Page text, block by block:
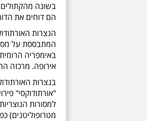
בשונה
הם דוחים את
הנצרות
המתבססת על
באימפריה
אירופה. מרכזה
בנצרות
"אורתודוקסי"
מטרופוליטנים)